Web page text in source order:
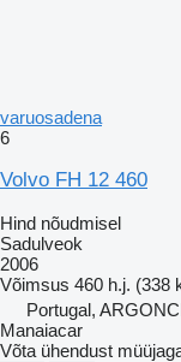
varuosadena
6
Volvo FH 12 460
Hind nõudmisel
Sadulveok
2006
Võimsus 460 h.j. (338
Portugal,
Manaiacar
Võta ühendust